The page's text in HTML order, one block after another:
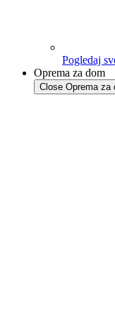
Pogledaj
Oprema za dom
Close Oprema za